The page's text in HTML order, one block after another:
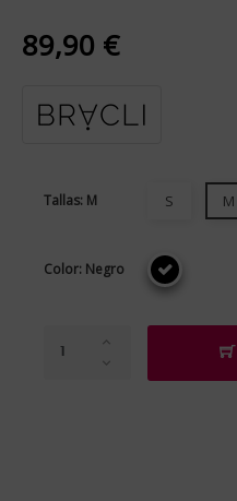
89,90 €
Tallas: M S M
Color: Negro